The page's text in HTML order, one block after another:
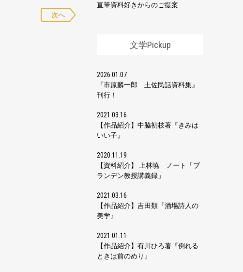
次へ
直筆資料好きからのご提案
文学Pickup
2026.01.07
『市原麟一郎 土佐民話資料集』
刊行！
2021.03.16
【作品紹介】中脇初枝著『きみは
いい子』
2020.11.19
【資料紹介】 上林暁 ノート「ブ
ランデン教授講義録」
2021.03.16
【作品紹介】吉田類『酒場詩人の
美学』
2021.01.11
【作品紹介】有川ひろ著『倒れる
ときは前のめり』